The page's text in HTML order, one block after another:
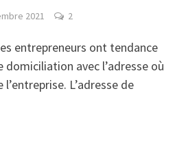
2021 2
entrepreneurs ont tendance
domiciliation avec l’adresse où
L’adresse de